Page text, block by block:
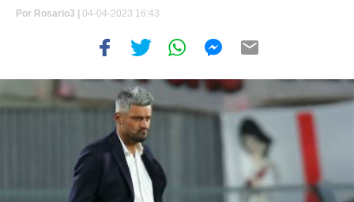
Por Rosario3 | 04-04-2023 16:43